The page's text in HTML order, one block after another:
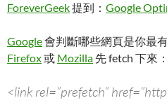
ForeverGeek提到： Google
Google會判斷哪些網頁是你最
Firefox或 Mozilla 先 fetch 下來：
<link rel=”prefetch”